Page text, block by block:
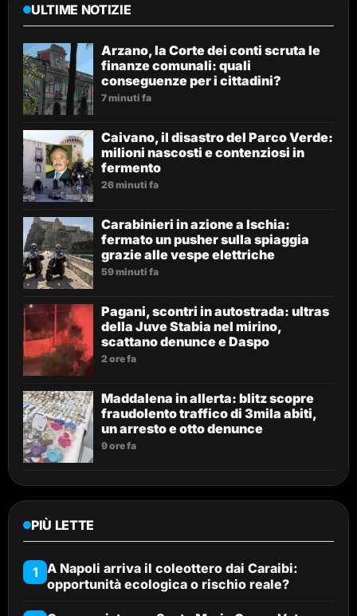
ULTIME NOTIZIE
Arzano, la Corte dei conti scruta le
finanze comunali: quali
conseguenze per i cittadini?
7 minuti fa
Caivano, il disastro del Parco Verde:
milioni nascosti e contenziosi in
fermento
26 minuti fa
Carabinieri in azione a Ischia:
fermato un pusher sulla spiaggia
grazie alle vespe elettriche
59 minuti fa
Pagani, scontri in autostrada: ultras
della Juve Stabia nel mirino,
scattano denunce e Daspo
2 ore fa
Maddalena in allerta: blitz scopre
fraudolento traffico di 3mila abiti,
un arresto e otto denunce
9 ore fa
PIÙ LETTE
1 A Napoli arriva il coleottero dai Caraibi:
opportunità ecologica o rischio reale?